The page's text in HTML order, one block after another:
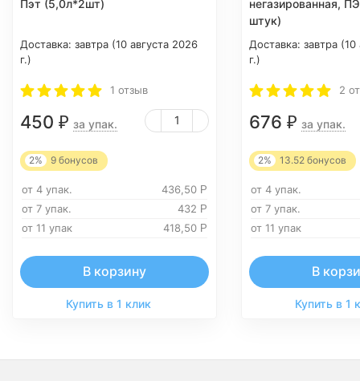
Пэт (5,0л*2шт)
Доставка: завтра (10 августа 2026
г.)
1 отзыв
450 ₽ за упак.
2% 9 бонусов
от 4 упак. 436,50 Р
от 7 упак. 432 Р
от 11 упак 418,50 Р
В корзину
Купить в 1 клик
негазированная,
штук)
Доставка: завтра (10
г.)
2
676 ₽ за упак.
2% 13.52 бонусов
от 4 упак.
от 7 упак.
от 11 упак
В
Купить в 1